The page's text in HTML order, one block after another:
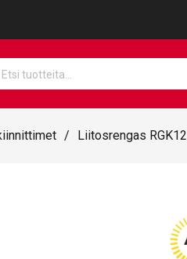
/ Liitosrengas RGK12